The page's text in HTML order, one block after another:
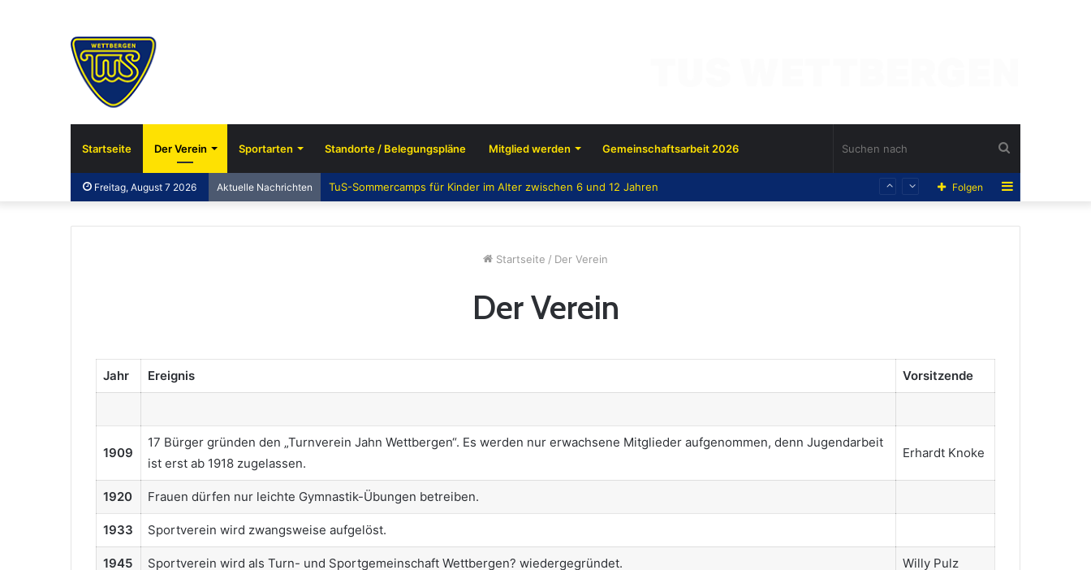
Startseite Der Verein Sportarten Standorte / Belegungspläne Mitglied werden Gemeinschaftsarbeit 2026
Freitag, August 7 2026 Aktuelle Nachrichten TuS-Sommercamps für Kinder im Alter zwischen 6 und 12 Jahren Sidebar
Folgen
Startseite / Der Verein
Der Verein
Jahr Ereignis Vorsitzende
1909
17 Bürger gründen den „Turnverein Jahn Wettbergen“. Es werden nur erwachsene Mitglieder aufgenommen, denn Jugendarbeit
ist erst ab 1918 zugelassen.
Erhardt Knoke
1920 Frauen dürfen nur leichte Gymnastik-Übungen betreiben.
1933 Sportverein wird zwangsweise aufgelöst.
1945 Sportverein wird als Turn- und Sportgemeinschaft Wettbergen? wiedergegründet. Willy Pulz